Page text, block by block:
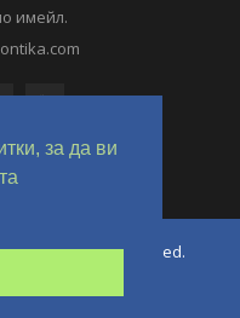
за да ви
имейл.
All Rights Reserved.
Ltd